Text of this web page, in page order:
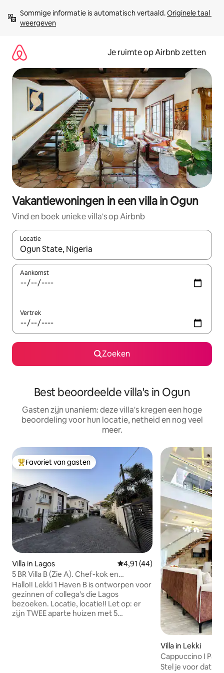
direct
naar
Sommige informatie is automatisch vertaald. Originele taal
weergeven
Je ruimte op Airbnb zetten
Vakantiewoningen in een villa in Ogun
Vind en boek unieke villa's op Airbnb
Locatie
Wanneer er suggesties beschikbaar zijn, maak je een keuze
Aankomst
Vertrek
Zoeken
Best beoordeelde villa's in Ogun
Gasten zijn unaniem: deze villa's kregen een hoge
beoordeling voor hun locatie, netheid en nog veel
meer.
Topfavoriet van gasten
Favoriet van gasten
Villa in Lagos Gemiddelde beoordeling van
4,91 (44)
5 BR Villa B (Zie A). Chef-kok en
chauffeur beschikbaar tegen betaling.
Hallo!! Lekki 1 Haven B is ontworpen voor
gezinnen of collega's die Lagos
bezoeken. Locatie, locatie!! Let op: er
zijn TWEE aparte huizen met 5
Villa in Lekki
Cappuccino I
Stel je voor dat je